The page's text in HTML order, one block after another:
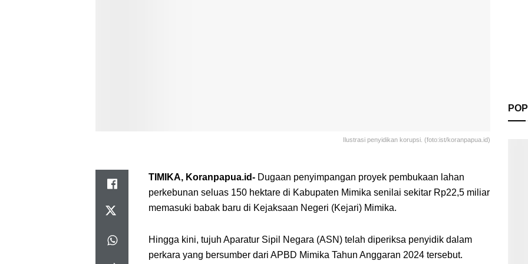
Ilustrasi penyidikan korupsi. (foto:ist/koranpapua.id)
TIMIKA, Koranpapua.id- Dugaan penyimpangan proyek pembukaan lahan
perkebunan seluas 150 hektare di Kabupaten Mimika senilai sekitar Rp22,5 miliar
memasuki babak baru di Kejaksaan Negeri (Kejari) Mimika.
Hingga kini, tujuh Aparatur Sipil Negara (ASN) telah diperiksa penyidik dalam
perkara yang bersumber dari APBD Mimika Tahun Anggaran 2024 tersebut.